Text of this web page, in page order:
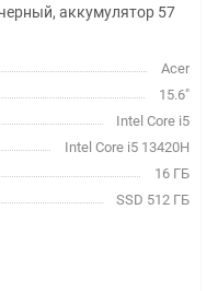
аккумулятор 57
Acer
15.6"
Intel Core i5
Intel Core i5 13420H
16 ГБ
SSD 512 ГБ